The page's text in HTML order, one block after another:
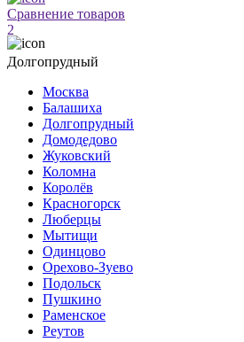
Сравнение товаров
2
Долгопрудный
Москва
Балашиха
Долгопрудный
Домодедово
Жуковский
Коломна
Королёв
Красногорск
Люберцы
Мытищи
Одинцово
Орехово-Зуево
Подольск
Пушкино
Раменское
Реутов